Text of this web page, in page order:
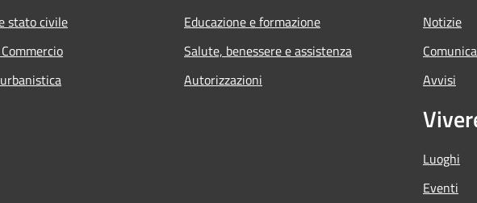
stato civile
Educazione e formazione
Salute, benessere e assistenza
Autorizzazioni
Notizie
Avvisi
Luoghi
Eventi